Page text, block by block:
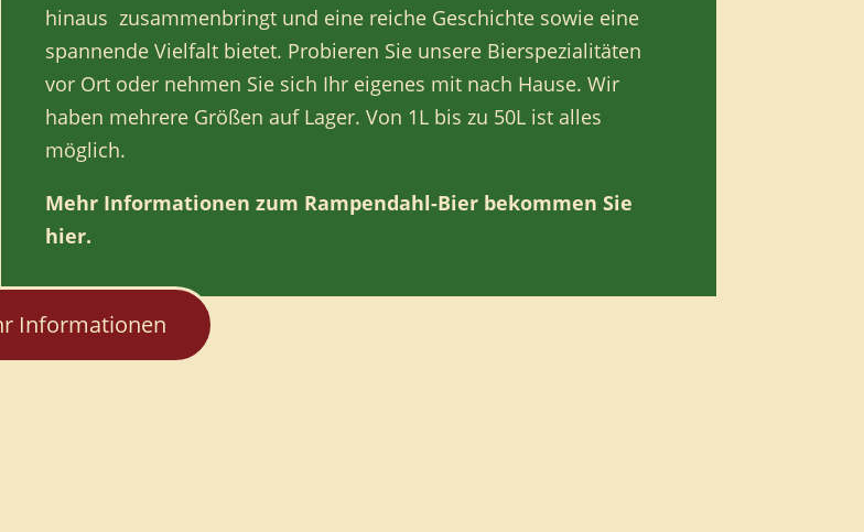
hinaus zusammenbringt und eine reiche Geschichte sowie eine
spannende Vielfalt bietet. Probieren Sie unsere Bierspezialitäten
vor Ort oder nehmen Sie sich Ihr eigenes mit nach Hause. Wir
haben mehrere Größen auf Lager. Von 1L bis zu 50L ist alles
möglich.
Mehr Informationen zum Rampendahl-Bier bekommen Sie
hier.
Informationen